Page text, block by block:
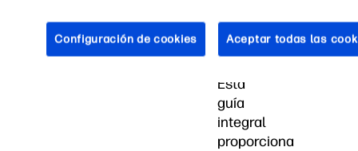
opcional,
es
Esta
guía
integral
proporciona
Configuración de cookies Aceptar todas las